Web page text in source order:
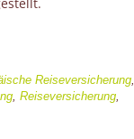
Reiseversicherung,
,Reiseversicherung,